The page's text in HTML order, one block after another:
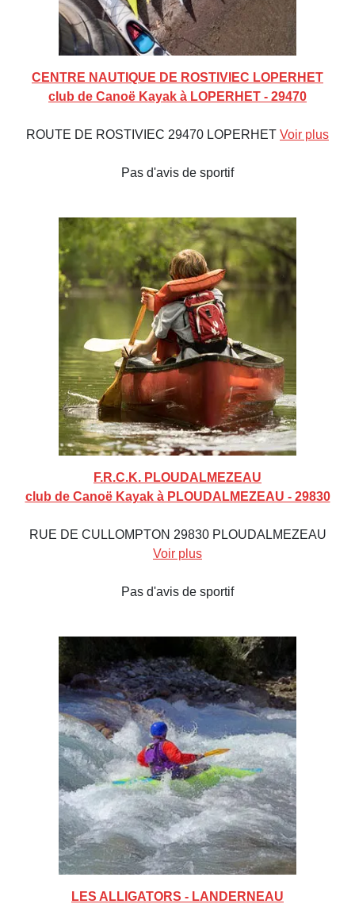
CENTRE NAUTIQUE DE ROSTIVIEC LOPERHET
club de Canoë Kayak à LOPERHET - 29470
ROUTE DE ROSTIVIEC 29470 LOPERHET Voir plus
Pas d'avis de sportif
F.R.C.K. PLOUDALMEZEAU
club de Canoë Kayak à PLOUDALMEZEAU - 29830
RUE DE CULLOMPTON 29830 PLOUDALMEZEAU
Voir plus
Pas d'avis de sportif
LES ALLIGATORS - LANDERNEAU